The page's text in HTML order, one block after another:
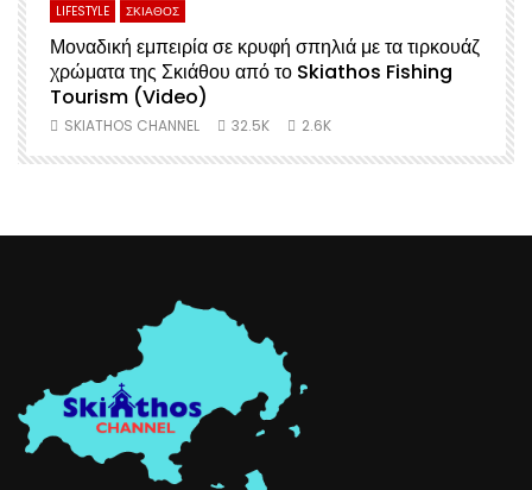
LIFESTYLE ΣΚΙΑΘΟΣ
Μοναδική εμπειρία σε κρυφή σπηλιά με τα τιρκουάζ
χρώματα της Σκιάθου από το Skiathos Fishing
Tourism (Video)
SKIATHOS CHANNEL 32.5K 2.6K